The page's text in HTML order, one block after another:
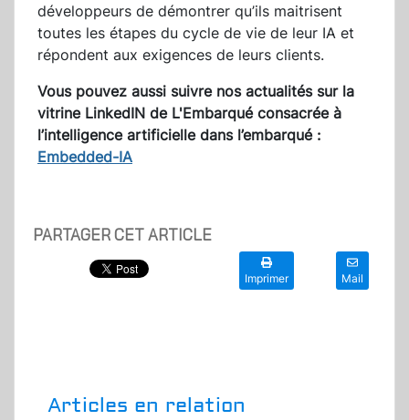
développeurs de démontrer qu’ils maitrisent
toutes les étapes du cycle de vie de leur IA et
répondent aux exigences de leurs clients.
Vous pouvez aussi suivre nos actualités sur la
vitrine LinkedIN de L'Embarqué consacrée à
l’intelligence artificielle dans l’embarqué :
Embedded-IA
PARTAGER CET ARTICLE
Imprimer Mail
Articles en relation